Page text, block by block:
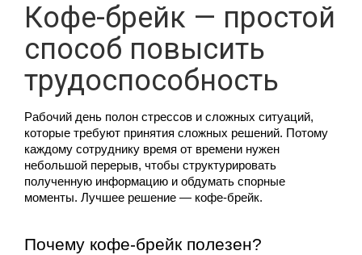
Кофе-брейк — простой
способ повысить
трудоспособность
Рабочий день полон стрессов и сложных ситуаций,
которые требуют принятия сложных решений. Потому
каждому сотруднику время от времени нужен
небольшой перерыв, чтобы структурировать
полученную информацию и обдумать спорные
моменты. Лучшее решение — кофе-брейк.
Почему кофе-брейк полезен?